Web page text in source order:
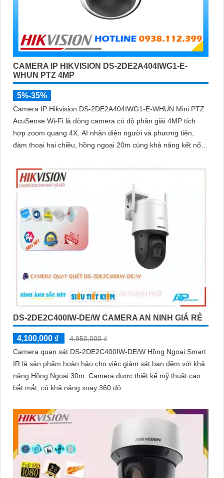
CAMERA IP HIKVISION DS-2DE2A404IWG1-E-
WHUN PTZ 4MP
5%-35%
Camera IP Hikvision DS-2DE2A404IWG1-E-WHUN Mini PTZ
AcuSense Wi-Fi là dòng camera có độ phân giải 4MP tích
hợp zoom quang 4X, AI nhận diện người và phương tiện,
đàm thoại hai chiều, hồng ngoại 20m cùng khả năng kết nối
DS-2DE2C400IW-DE/W CAMERA AN NINH GIÁ RẺ
4,100,000 ₫
4,950,000 ₫
Camera quan sát DS-2DE2C400IW-DE/W Hồng Ngoại Smart
IR là sản phẩm hoàn hảo cho việc giám sát ban đêm với khả
năng Hồng Ngoại 30m. Camera được thiết kế mỹ thuật cao
bắt mắt, có khả năng xoay 360 độ